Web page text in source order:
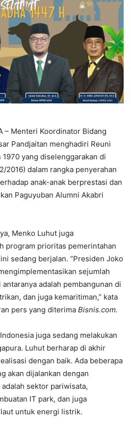
– Menteri Koordinator Bidang
Pandjaitan menghadiri Reuni
yang diselenggarakan di
2016) dalam rangka penyerahan
anak-anak berprestasi dan
Paguyuban Alumni Akabri
Menko Luhut juga
program prioritas pemerintahan
sedang berjalan. “Presiden Joko
sejumlah
adalah pembangunan di
dan juga kemaritiman,” kata
pers yang diterima Bisnis.com.
juga sedang melakukan
Luhut berharap di akhir
dengan baik. Ada beberapa
akan dijalankan dengan
sektor pariwisata,
IT park, dan juga
untuk energi listrik.